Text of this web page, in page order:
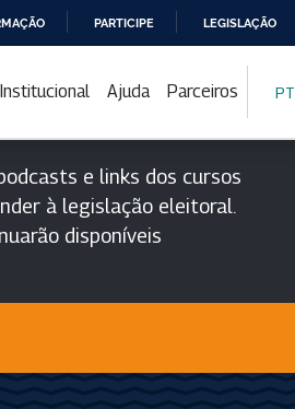
PARTICIPE LEGISLAÇÃO
Institucional Ajuda Parceiros PT
e links dos cursos
à legislação eleitoral.
disponíveis